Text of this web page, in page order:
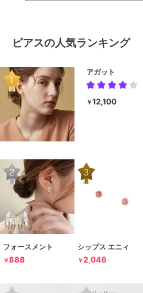
ピアスの人気ランキング
アガット
￥12,100
フォースメント
￥888
シップス エニィ
￥2,046